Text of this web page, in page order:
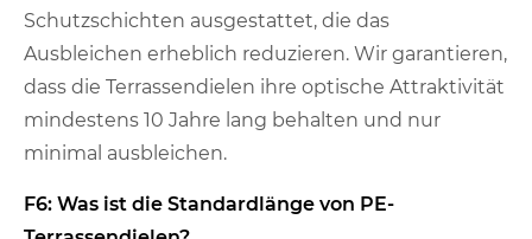
Schutzschichten ausgestattet, die das
Ausbleichen erheblich reduzieren. Wir garantieren,
dass die Terrassendielen ihre optische Attraktivität
mindestens 10 Jahre lang behalten und nur
minimal ausbleichen.
F6: Was ist die Standardlänge von PE-